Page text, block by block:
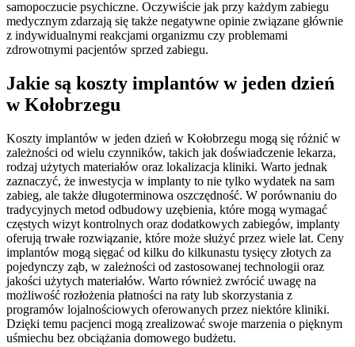
samopoczucie psychiczne. Oczywiście jak przy każdym zabiegu
medycznym zdarzają się także negatywne opinie związane głównie
z indywidualnymi reakcjami organizmu czy problemami
zdrowotnymi pacjentów sprzed zabiegu.
Jakie są koszty implantów w jeden dzień
w Kołobrzegu
Koszty implantów w jeden dzień w Kołobrzegu mogą się różnić w
zależności od wielu czynników, takich jak doświadczenie lekarza,
rodzaj użytych materiałów oraz lokalizacja kliniki. Warto jednak
zaznaczyć, że inwestycja w implanty to nie tylko wydatek na sam
zabieg, ale także długoterminowa oszczędność. W porównaniu do
tradycyjnych metod odbudowy uzębienia, które mogą wymagać
częstych wizyt kontrolnych oraz dodatkowych zabiegów, implanty
oferują trwałe rozwiązanie, które może służyć przez wiele lat. Ceny
implantów mogą sięgać od kilku do kilkunastu tysięcy złotych za
pojedynczy ząb, w zależności od zastosowanej technologii oraz
jakości użytych materiałów. Warto również zwrócić uwagę na
możliwość rozłożenia płatności na raty lub skorzystania z
programów lojalnościowych oferowanych przez niektóre kliniki.
Dzięki temu pacjenci mogą zrealizować swoje marzenia o pięknym
uśmiechu bez obciążania domowego budżetu.